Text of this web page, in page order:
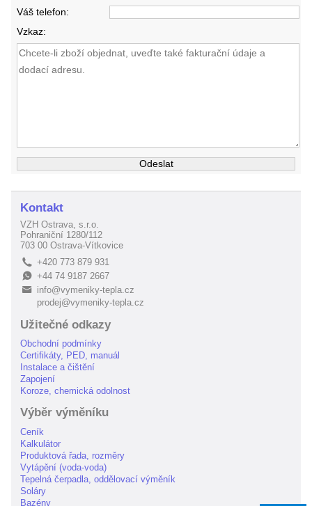
Váš telefon:
Vzkaz:
Kontakt
VZH Ostrava, s.r.o.
Pohraniční 1280/112
703 00 Ostrava-Vítkovice
L +420 773 879 931
E+44 74 9187 2667
B
info@vymeniky-tepla.cz
prodej@vymeniky-tepla.cz
Užitečné odkazy
Obchodní podmínky
Certifikáty, PED, manuál
Instalace a čištění
Zapojení
Koroze, chemická odolnost
Výběr výměníku
Ceník
Kalkulátor
Produktová řada, rozměry
Vytápění (voda-voda)
Tepelná čerpadla, oddělovací výměník
Soláry
Bazény